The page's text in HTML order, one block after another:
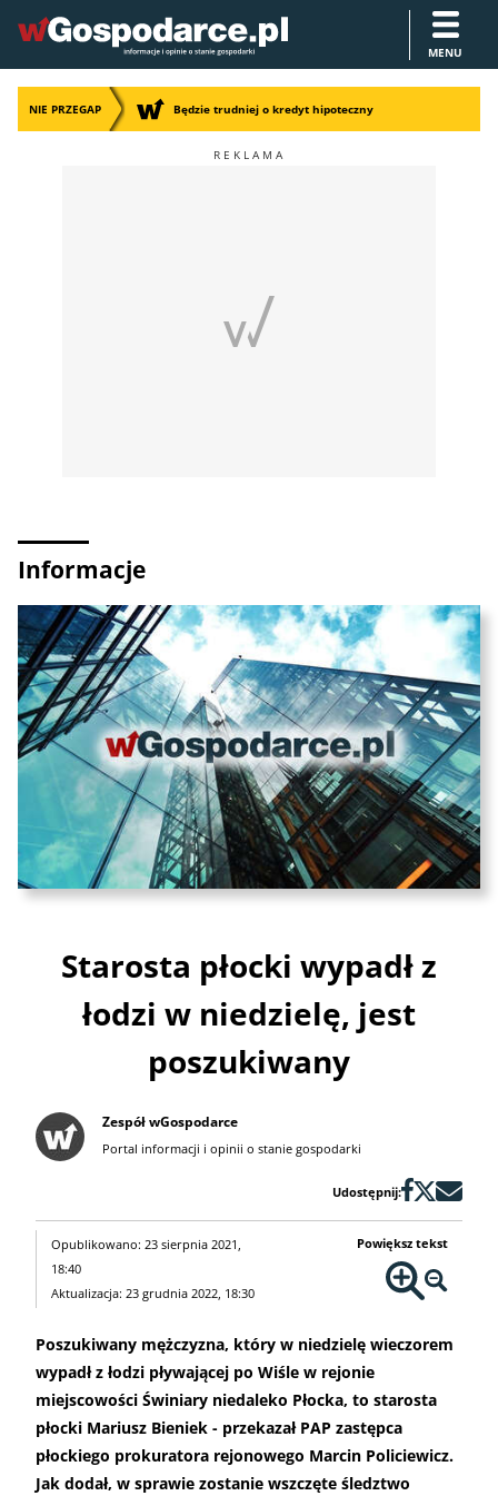
MENU
NIE PRZEGAP Będzie trudniej o kredyt hipoteczny
Informacje
Starosta płocki wypadł z
łodzi w niedzielę, jest
poszukiwany
Zespół wGospodarce
Portal informacji i opinii o stanie gospodarki
Udostępnij:
Opublikowano: 23 sierpnia 2021,
18:40
Aktualizacja: 23 grudnia 2022, 18:30
Powiększ tekst
Poszukiwany mężczyzna, który w niedzielę wieczorem
wypadł z łodzi pływającej po Wiśle w rejonie
miejscowości Świniary niedaleko Płocka, to starosta
płocki Mariusz Bieniek - przekazał PAP zastępca
płockiego prokuratora rejonowego Marcin Policiewicz.
Jak dodał, w sprawie zostanie wszczęte śledztwo